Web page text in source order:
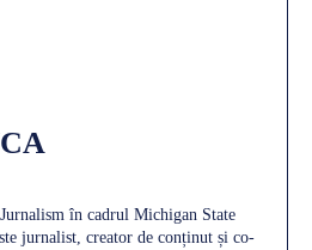
în cadrul Michigan State
jurnalist, creator de conținut și co-